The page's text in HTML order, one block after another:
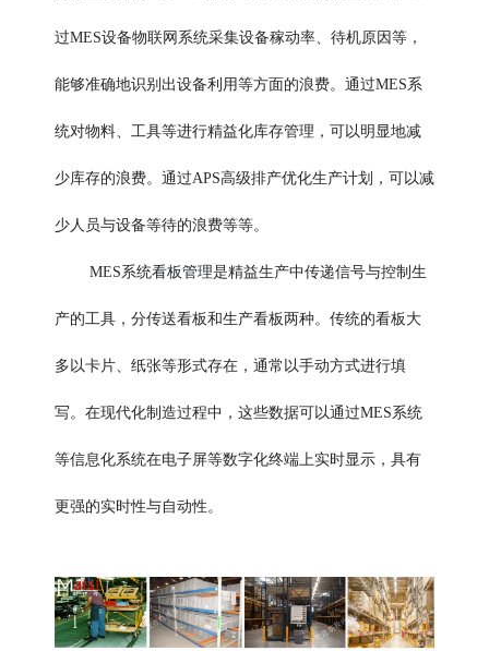
过MES设备物联网系统采集设备稼动率、待机原因等，
能够准确地识别出设备利用等方面的浪费。通过MES系
统对物料、工具等进行精益化库存管理，可以明显地减
少库存的浪费。通过APS高级排产优化生产计划，可以减
少人员与设备等待的浪费等等。
MES系统看板管理是精益生产中传递信号与控制生
产的工具，分传送看板和生产看板两种。传统的看板大
多以卡片、纸张等形式存在，通常以手动方式进行填
写。在现代化制造过程中，这些数据可以通过MES系统
等信息化系统在电子屏等数字化终端上实时显示，具有
更强的实时性与自动性。